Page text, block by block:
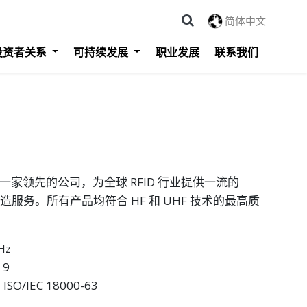
者关系 可持续发展 职业发展 联系我们
简体中文
家领先的公司，为全球 RFID 行业提供一流的
服务。所有产品均符合 HF 和 UHF 技术的最高质
9
IEC 18000-63